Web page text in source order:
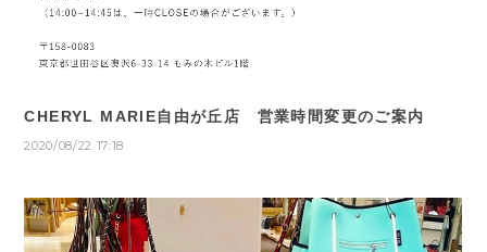
CHERYL MARIE自由が丘店 営業時間変更のご案内
2020/08/22 17:18